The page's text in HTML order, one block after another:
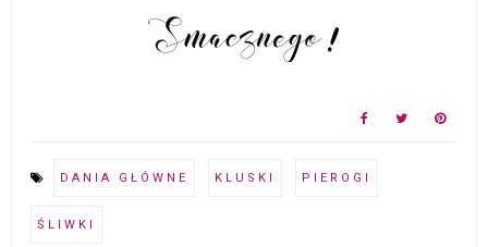
DANIA GŁÓWNE KLUSKI PIEROGI
ŚLIWKI